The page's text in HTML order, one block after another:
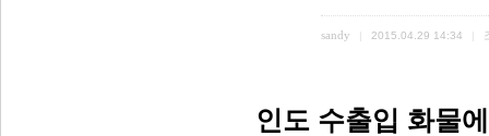
sandy 2015.04.29 14:34
인도 수출입 화물